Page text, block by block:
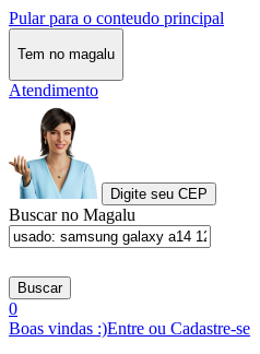
Pular para o conteudo principal
Tem no magalu
Atendimento
Digite seu CEP
Buscar no Magalu
Buscar
0
Boas vindas :)Entre ou Cadastre-se